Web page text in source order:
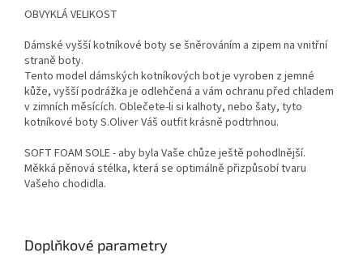
OBVYKLÁ VELIKOST
Dámské vyšší kotníkové boty se šněrováním a zipem na vnitřní
straně boty.
Tento model dámských kotníkových bot je vyroben z jemné
kůže, vyšší podrážka je odlehčená a vám ochranu před chladem
v zimních měsících. Oblečete-li si kalhoty, nebo šaty, tyto
kotníkové boty S.Oliver Váš outfit krásně podtrhnou.
SOFT FOAM SOLE - aby byla Vaše chůze ještě pohodlnější.
Měkká pěnová stélka, která se optimálně přizpůsobí tvaru
Vašeho chodidla.
Doplňkové parametry